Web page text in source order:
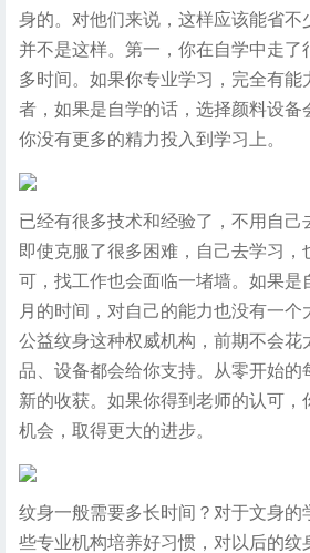
身的。对他们来说，这样应该能省不
并不是这样。第一，你在自学中走了
多时间。如果你专业学习，完全有能
者，如果是自学的话，选择颜料设备
你没有更多的精力投入到学习上。
已经有很多技术和经验了，不用自己
即使克服了很多困难，自己去学习，
可，找工作也会面临一堵墙。如果是
月的时间，对自己的能力也没有一
公益纹身这种权威机构，前期不会花
品、设备都会给你支持。从零开始的
新的收获。如果你得到老师的认可，
机会，取得更大的进步。
纹身一般需要多长时间？对于文身的
些专业机构培养好习惯，对以后的纹